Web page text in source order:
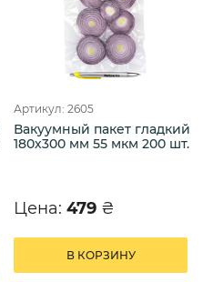
Артикул: 2605
Вакуумный пакет гладкий
180х300 мм 55 мкм 200 шт.
Цена: 479 ₴
В КОРЗИНУ